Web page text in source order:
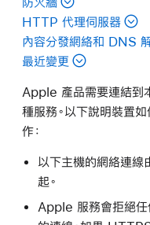
HTTP 代理伺服器
內容分發網絡和 DNS
最近變更
Apple 產品需要連結到
種服務。以下說明裝置
作：
以下主機的網絡連
起。
Apple 服務會拒絕